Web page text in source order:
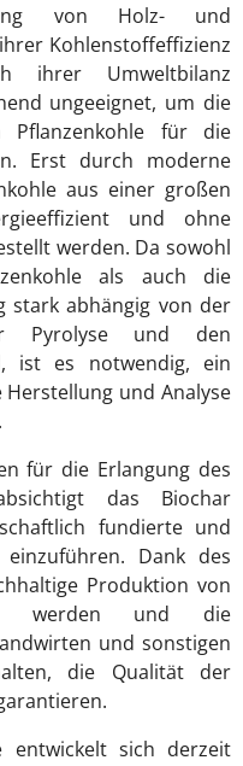
von Holz- und
Kohlenstoffeffizienz
ihrer Umweltbilanz
ungeeignet, um die
Pflanzenkohle für die
Erst durch moderne
aus einer großen
und ohne
werden. Da sowohl
als auch die
stark abhängig von der
Pyrolyse und den
ist es notwendig, ein
und Analyse
für die Erlangung des
das Biochar
fundierte und
einzuführen. Dank des
Produktion von
werden und die
und sonstigen
die Qualität der
entwickelt sich derzeit